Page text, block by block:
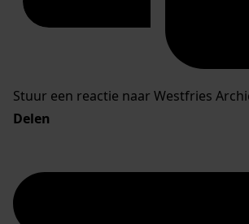
Stuur een reactie naar Westfries
Delen